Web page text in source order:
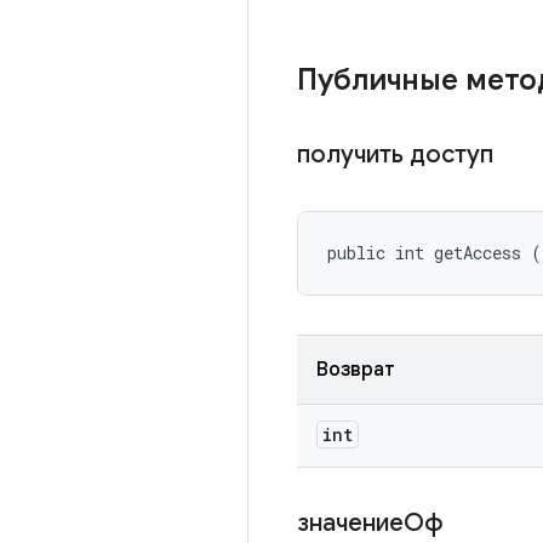
Публичные
получить доступ
public int getAccess
Возврат
int
значениеОф